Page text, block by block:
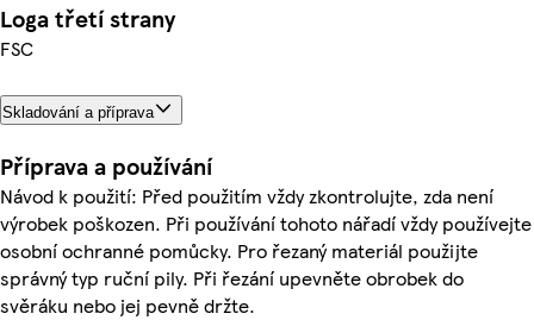
Loga třetí strany
FSC
Skladování a příprava
Příprava a používání
Návod k použití: Před použitím vždy zkontrolujte, zda není
výrobek poškozen. Při používání tohoto nářadí vždy používejte
osobní ochranné pomůcky. Pro řezaný materiál použijte
správný typ ruční pily. Při řezání upevněte obrobek do
svěráku nebo jej pevně držte.